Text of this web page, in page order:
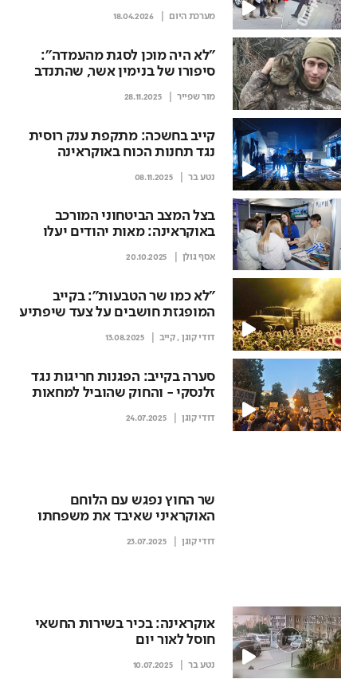
מערכת היום 18.04.2026
"לא היה מוכן לסגת מהעמדה":
סיפורו של בנימין אשר, שהתנדב
מור שפייר 28.11.2025
קייב בחשכה: מתקפת ענק רוסית
נגד תחנות הכוח באוקראינה
נטע בר 08.11.2025
בצל המצב הביטחוני המורכב
באוקראינה: מאות יהודים יעלו
אסף גולן 20.10.2025
"לא כמו שר הטבעות": בקייב
המופגזת חושבים על צעד שיפתיע
דודי קוגן , קייב 13.08.2025
סערה בקייב: הפגנות חריגות נגד
זלנסקי - והחוק שהוביל למחאות
דודי קוגן 24.07.2025
שר החוץ נפגש עם הלוחם
האוקראיני שאיבד את משפחתו
דודי קוגן 23.07.2025
אוקראינה: בכיר בשירות החשאי
חוסל לאור יום
נטע בר 10.07.2025